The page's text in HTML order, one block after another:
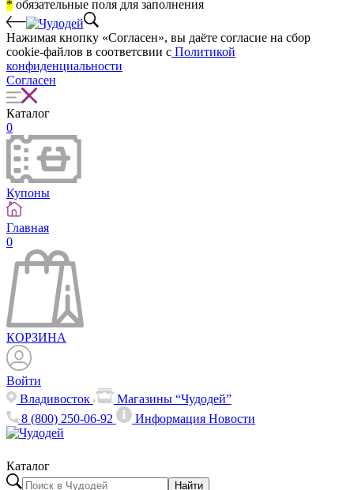
* обязательные поля для заполнения
Нажимая кнопку «Согласен», вы даёте cогласие на сбор
cookie-файлов в соответсвии с Политикой
конфиденциальности
Согласен
Каталог
0
Купоны
Главная
0
КОРЗИНА
Войти
Владивосток
Магазины “Чудодей”
8 (800) 250-06-92
ИнформацияНовости
Каталог
Найти